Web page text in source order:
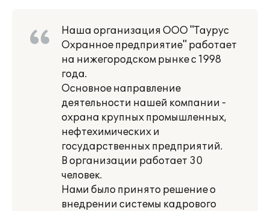
Наша организация ООО "Таурус
Охранное предприятие" работает
на нижегородском рынке с 1998
года.
Основное направление
деятельности нашей компании -
охрана крупных промышленных,
нефтехимических и
государственных предприятий.
В организации работает 30
человек.
Нами было принято решение о
внедрении системы кадрового